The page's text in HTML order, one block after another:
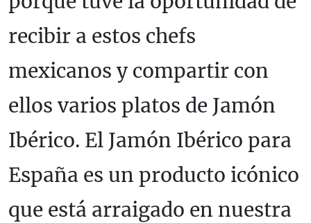
recibir a estos chefs
mexicanos y compartir con
ellos varios platos de Jamón
Ibérico. El Jamón Ibérico para
España es un producto icónico
que está arraigado en nuestra